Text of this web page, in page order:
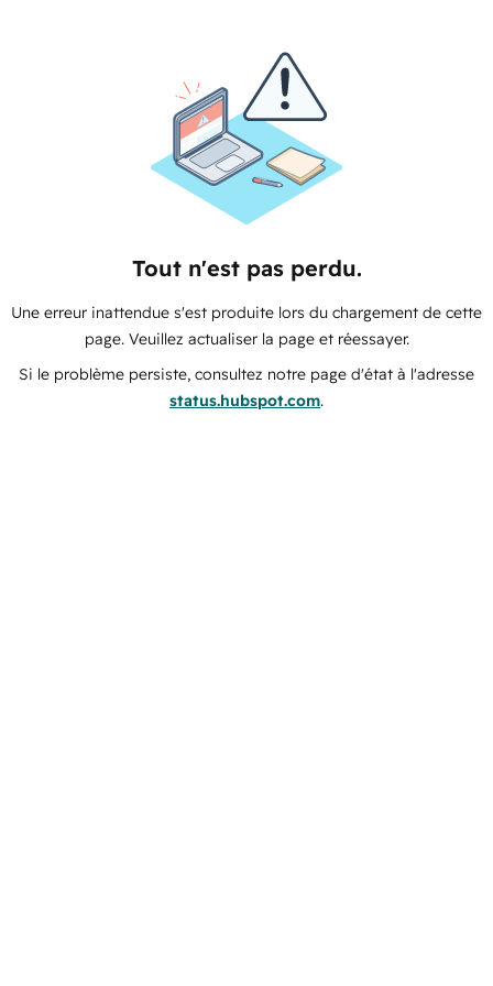
Tout n'est pas perdu.
Une erreur inattendue s'est produite lors du chargement de cette
page. Veuillez actualiser la page et réessayer.
Si le problème persiste, consultez notre page d'état à l'adresse
status.hubspot.com.